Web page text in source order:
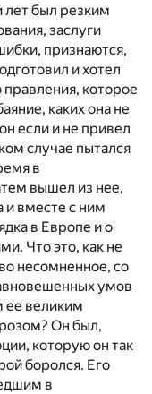
лет был резким
заслуги
признаются,
и хотел
которое
каких она не
если и не привел
случае пытался
в
вышел из нее,
и вместе с ним
в Европе и о
Что это, как не
несомненное, со
умов
ее великим
Он был,
которую он так
боролся. Его
в